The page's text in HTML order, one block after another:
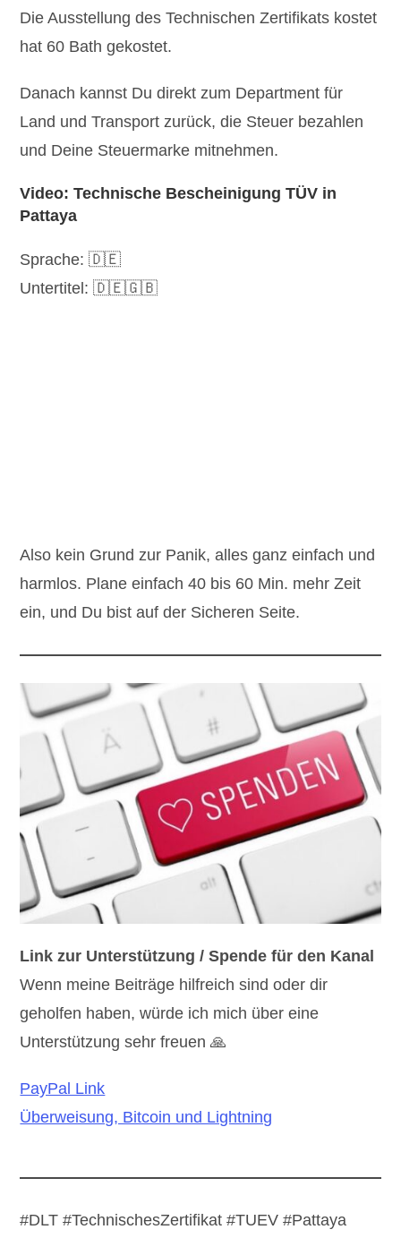
Die Ausstellung des Technischen Zertifikats kostet
hat 60 Bath gekostet.
Danach kannst Du direkt zum Department für
Land und Transport zurück, die Steuer bezahlen
und Deine Steuermarke mitnehmen.
Video: Technische Bescheinigung TÜV in
Pattaya
Sprache: 🇩🇪
Untertitel: 🇩🇪🇬🇧
Also kein Grund zur Panik, alles ganz einfach und
harmlos. Plane einfach 40 bis 60 Min. mehr Zeit
ein, und Du bist auf der Sicheren Seite.
Link zur Unterstützung / Spende für den Kanal
Wenn meine Beiträge hilfreich sind oder dir
geholfen haben, würde ich mich über eine
Unterstützung sehr freuen 🙏
PayPal Link
Überweisung, Bitcoin und Lightning
#DLT #TechnischesZertifikat #TUEV #Pattaya